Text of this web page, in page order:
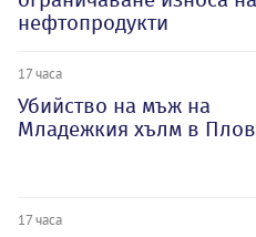
нефтопродукти
17 часа
Убийство на мъж на
Младежкия хълм в
17 часа